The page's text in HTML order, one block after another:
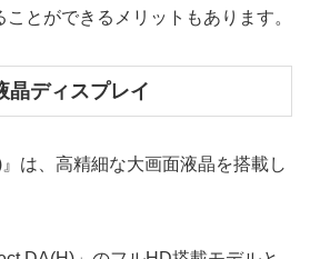
とができるメリットもあります。
晶ディスプレイ
』は、高精細な大画面液晶を搭載し